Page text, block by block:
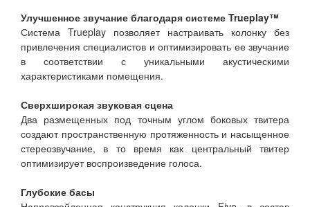
Улучшенное звучание благодаря системе Trueplay™
Система Trueplay позволяет настраивать колонку без
привлечения специалистов и оптимизировать ее звучание
в соответствии с уникальными акустическими
характеристиками помещения.
Сверхширокая звуковая сцена
Два размещенных под точным углом боковых твитера
создают пространственную протяженность и насыщенное
стереозвучание, в то время как центральный твитер
оптимизирует воспроизведение голоса.
Глубокие басы